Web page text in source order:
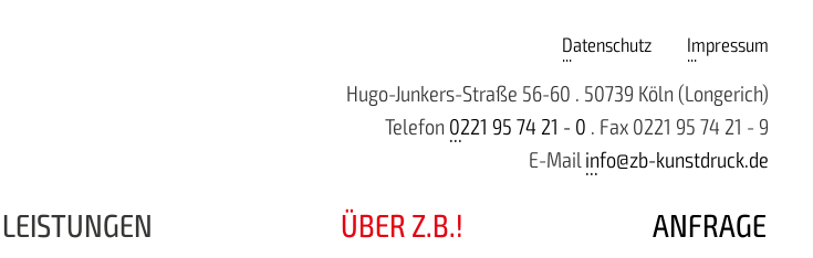
LEISTUNGEN ÜBER Z.B.! ANFRAGE
Datenschutz Impressum
Hugo-Junkers-Straße 56-60 . 50739 Köln (Longerich)
Telefon 0221 95 74 21 - 0 . Fax 0221 95 74 21 - 9
E-Mailinfo@zb-kunstdruck.de